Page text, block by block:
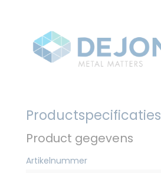
Productspecificaties
Product gegevens
Artikelnummer